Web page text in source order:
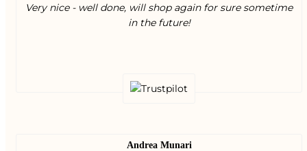
Very nice - well done, will shop again for sure sometime
in the future!
Andrea Munari